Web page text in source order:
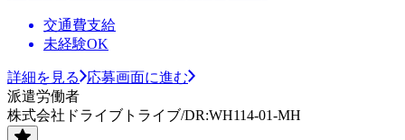
交通費支給
未経験OK
詳細を見る
応募画面に進む
派遣労働者
株式会社ドライブトライブ/DR:WH114-01-MH